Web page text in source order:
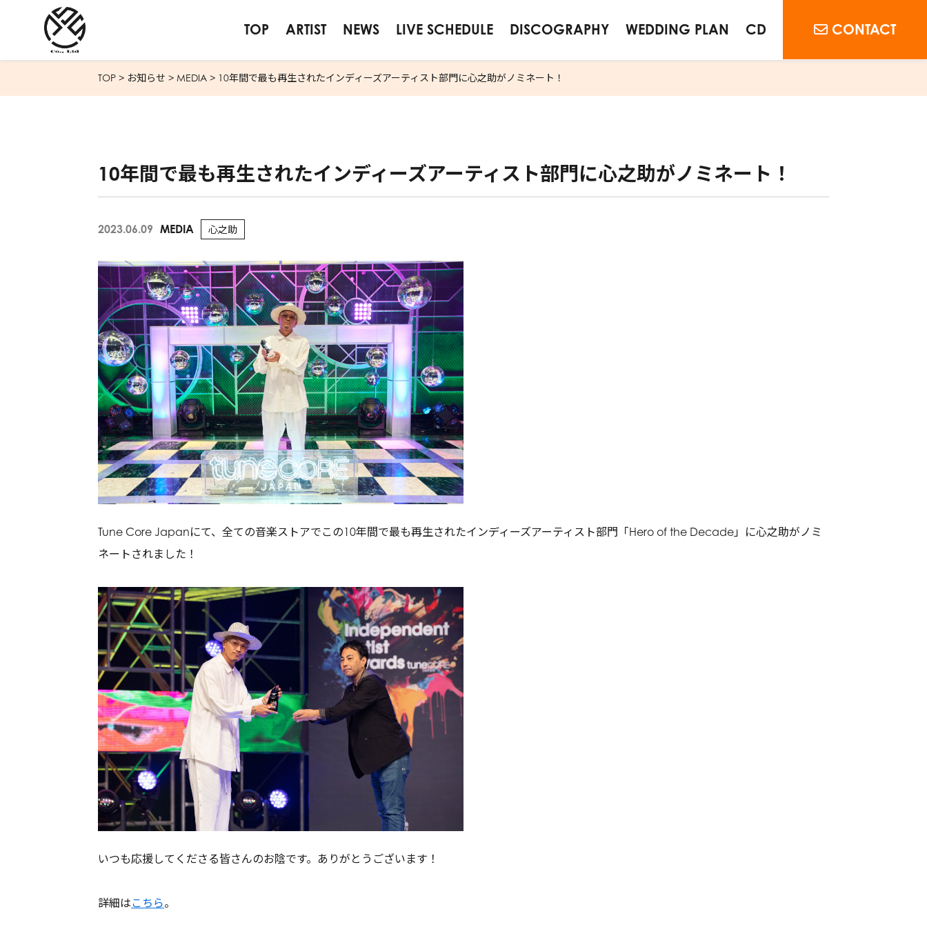
TOP ARTIST NEWS LIVE SCHEDULE DISCOGRAPHY WEDDING PLAN CD CONTACT
TOP > お知らせ > MEDIA > 10年間で最も再生されたインディーズアーティスト部門に心之助がノミネート！
10年間で最も再生されたインディーズアーティスト部門に心之助がノミネート！
2023.06.09 MEDIA 心之助
Tune Core Japanにて、全ての音楽ストアでこの10年間で最も再生されたインディーズアーティスト部門「Hero of the Decade」に心之助がノミ
ネートされました！
いつも応援してくださる皆さんのお陰です。ありがとうございます！
詳細はこちら。